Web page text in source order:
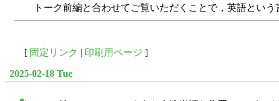
トーク前編と合わせてご覧いただくことで，英語という
[ 固定リンク | 印刷用ページ ]
2025-02-18 Tue